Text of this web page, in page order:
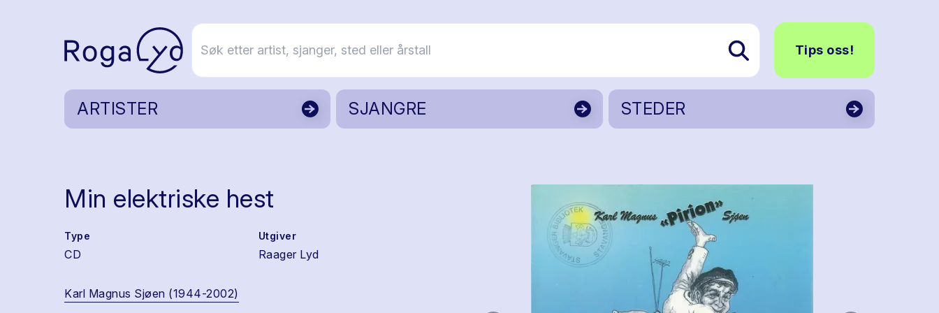
Tips oss!
ARTISTER SJANGRE STEDER
Min elektriske hest
Type
CD
Utgiver
Raager Lyd
Karl Magnus Sjøen (1944-2002)